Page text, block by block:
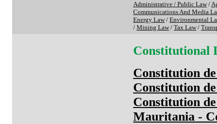
Administrative / Public Law/
Communications And Media
Energy Law/ Environmental
/ Mining Law/ Tax Law/
Constitutional
Constitution
Constitution
Constitution
Mauritania -